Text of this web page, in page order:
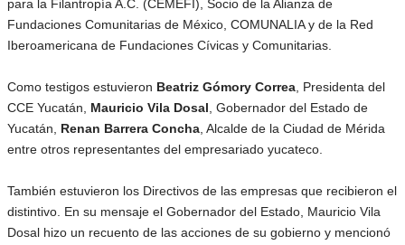
para la Filantropía A.C. (CEMEFI), Socio de la Alianza de
Fundaciones Comunitarias de México, COMUNALIA y de la Red
Iberoamericana de Fundaciones Cívicas y Comunitarias.
Como testigos estuvieron Beatriz Gómory Correa , Presidenta del
CCE Yucatán, Mauricio Vila Dosal , Gobernador del Estado de
Yucatán, Renan Barrera Concha , Alcalde de la Ciudad de Mérida
entre otros representantes del empresariado yucateco.
También estuvieron los Directivos de las empresas que recibieron el
distintivo. En su mensaje el Gobernador del Estado, Mauricio Vila
Dosal hizo un recuento de las acciones de su gobierno y mencionó